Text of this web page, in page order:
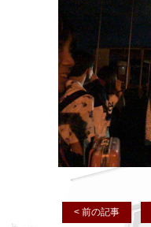
< 前の記事